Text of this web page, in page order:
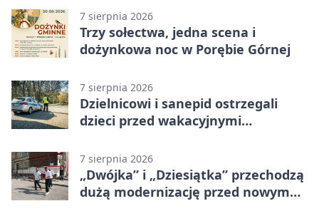
7 sierpnia 2026
Trzy sołectwa, jedna scena i
dożynkowa noc w Porębie Górnej
7 sierpnia 2026
Dzielnicowi i sanepid ostrzegali
dzieci przed wakacyjnymi
7 sierpnia 2026
„Dwójka” i „Dziesiątka” przechodzą
dużą modernizację przed nowym